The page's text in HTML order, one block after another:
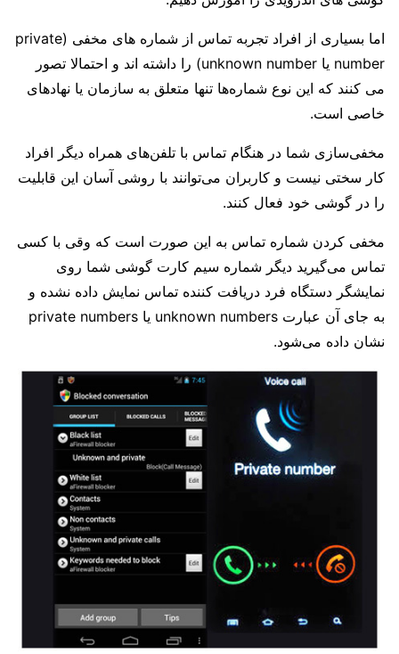
اما بسیاری از افراد تجربه تماس از شماره های مخفی (private
number یا unknown number) را داشته اند و احتمالا تصور
می کنند که این نوع شماره‌ها تنها متعلق به سازمان یا نهادهای
خاصی است.
مخفی‌سازی شما در هنگام تماس با تلفن‌های همراه دیگر افراد
کار سختی نیست و کاربران می‌توانند با روشی آسان این قابلیت
را در گوشی خود فعال کنند.
مخفی‌ کردن شماره تماس به این صورت است که وقی با کسی
تماس می‌گیرید دیگر شماره سیم کارت گوشی شما روی
نمایشگر دستگاه فرد دریافت کننده تماس نمایش داده نشده و
به جای آن عبارت unknown numbers یا private numbers
نشان داده می‌شود.